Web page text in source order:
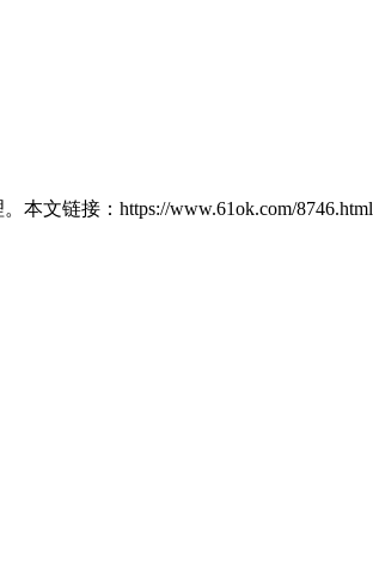
文链接：https://www.61ok.com/8746.html